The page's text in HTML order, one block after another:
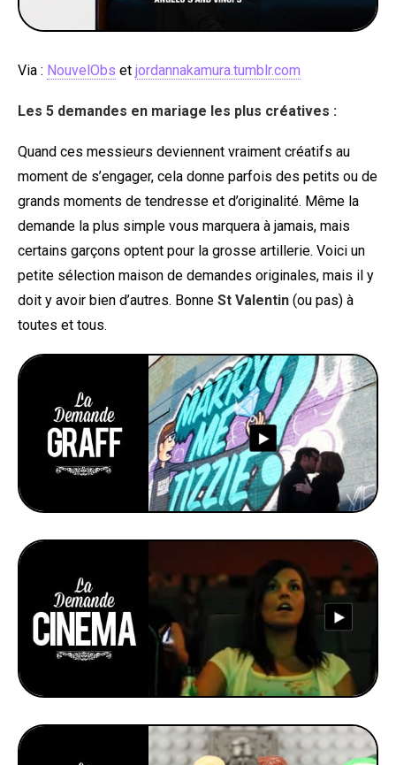
Via : NouvelObs et jordannakamura.tumblr.com
Les 5 demandes en mariage les plus créatives :
Quand ces messieurs deviennent vraiment créatifs au
moment de s’engager, cela donne parfois des petits ou de
grands moments de tendresse et d’originalité. Même la
demande la plus simple vous marquera à jamais, mais
certains garçons optent pour la grosse artillerie. Voici un
petite sélection maison de demandes originales, mais il y
doit y avoir bien d’autres. Bonne St Valentin (ou pas) à
toutes et tous.